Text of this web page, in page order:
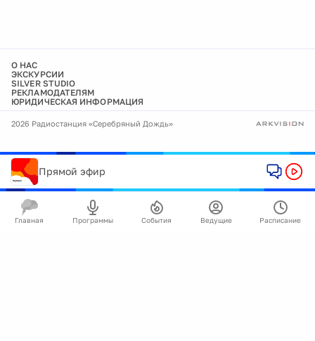
О НАС
ЭКСКУРСИИ
SILVER STUDIO
РЕКЛАМОДАТЕЛЯМ
ЮРИДИЧЕСКАЯ ИНФОРМАЦИЯ
2026 Радиостанция «Серебряный Дождь»
Прямой эфир
Главная Программы События Ведущие Расписание